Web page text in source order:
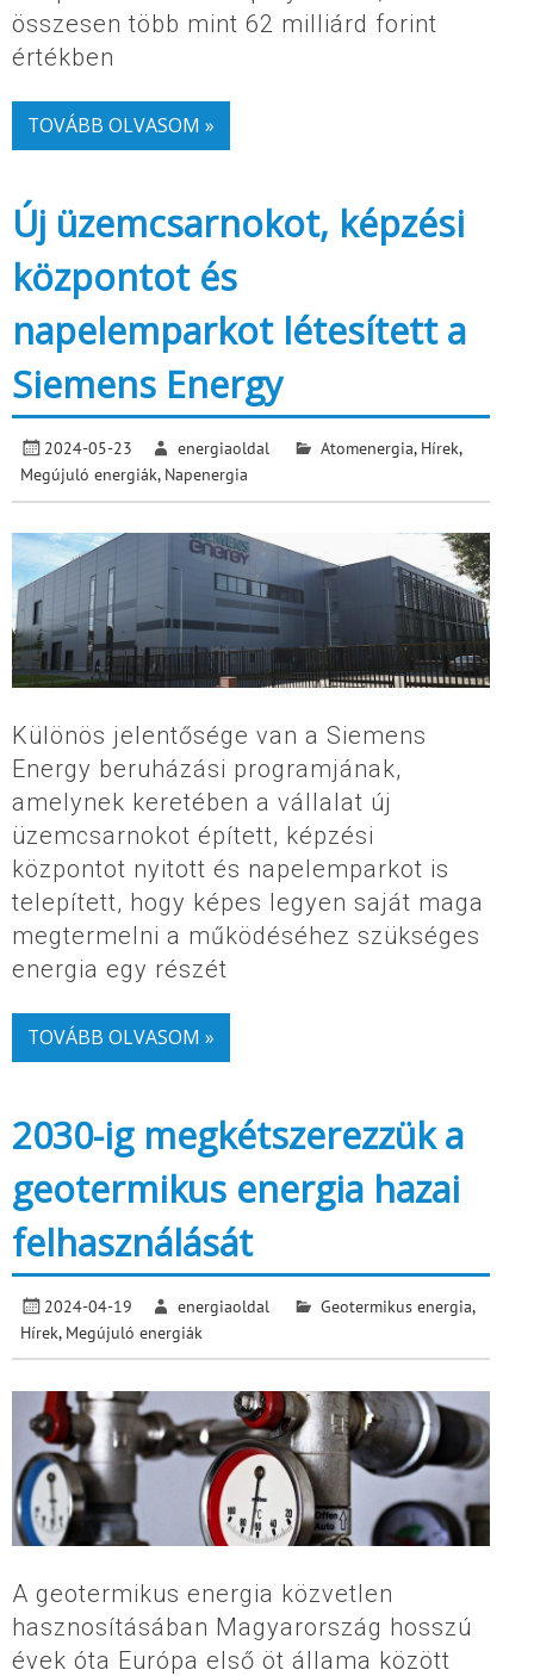
összesen több mint 62 milliárd forint
értékben
TOVÁBB OLVASOM »
Új üzemcsarnokot, képzési
központot és
napelemparkot létesített a
Siemens Energy
2024-05-23 energiaoldal Atomenergia, Hírek,
Megújuló energiák, Napenergia
Különös jelentősége van a Siemens
Energy beruházási programjának,
amelynek keretében a vállalat új
üzemcsarnokot épített, képzési
központot nyitott és napelemparkot is
telepített, hogy képes legyen saját maga
megtermelni a működéséhez szükséges
energia egy részét
TOVÁBB OLVASOM »
2030-ig megkétszerezzük a
geotermikus energia hazai
felhasználását
2024-04-19 energiaoldal Geotermikus energia,
Hírek, Megújuló energiák
A geotermikus energia közvetlen
hasznosításában Magyarország hosszú
évek óta Európa első öt állama között